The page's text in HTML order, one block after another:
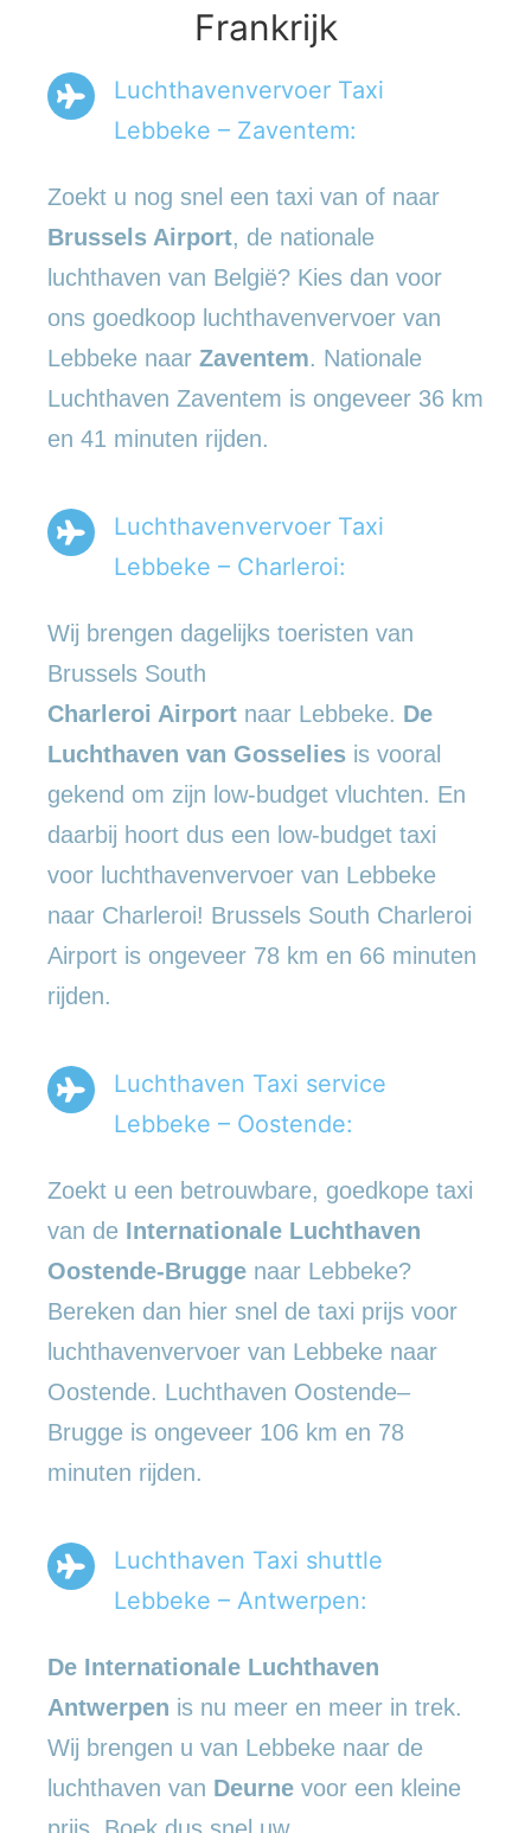
Frankrijk
Luchthavenvervoer Taxi
Lebbeke – Zaventem:
Zoekt u nog snel een taxi van of naar
Brussels Airport, de nationale
luchthaven van België? Kies dan voor
ons goedkoop luchthavenvervoer van
Lebbeke naar Zaventem. Nationale
Luchthaven Zaventem is ongeveer 36 km
en 41 minuten rijden.
Luchthavenvervoer Taxi
Lebbeke – Charleroi:
Wij brengen dagelijks toeristen van
Brussels South
Charleroi Airport naar Lebbeke. De
Luchthaven van Gosselies is vooral
gekend om zijn low-budget vluchten. En
daarbij hoort dus een low-budget taxi
voor luchthavenvervoer van Lebbeke
naar Charleroi! Brussels South Charleroi
Airport is ongeveer 78 km en 66 minuten
rijden.
Luchthaven Taxi service
Lebbeke – Oostende:
Zoekt u een betrouwbare, goedkope taxi
van de Internationale Luchthaven
Oostende-Brugge naar Lebbeke?
Bereken dan hier snel de taxi prijs voor
luchthavenvervoer van Lebbeke naar
Oostende. Luchthaven Oostende–
Brugge is ongeveer 106 km en 78
minuten rijden.
Luchthaven Taxi shuttle
Lebbeke – Antwerpen:
De Internationale Luchthaven
Antwerpen is nu meer en meer in trek.
Wij brengen u van Lebbeke naar de
luchthaven van Deurne voor een kleine